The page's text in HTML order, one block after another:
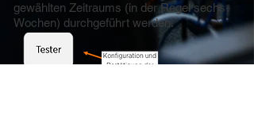
gewählten Zeitraums (in der Regel sechs
Wochen) durchgeführt werden.